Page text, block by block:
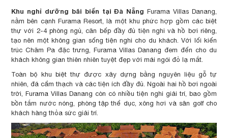
Khu nghỉ dưỡng bãi biển tại Đà Nẵng Furama Villas Danang,
nằm bên cạnh Furama Resort, là một khu phức hợp gồm các biệt
thự với 2-4 phòng ngủ, căn bếp đầy đủ tiện nghi và hồ bơi riêng,
tạo nên một không gian sống tiện nghi cho du khách. Với lối kiến
trúc Chăm Pa đặc trưng, Furama Villas Danang đem đến cho du
khách không gian thiên nhiên tuyệt đẹp với mái ngói đỏ lạ mắt.
Toàn bộ khu biệt thự được xây dựng bằng nguyên liệu gỗ tự
nhiên, đá cẩm thạch và các tiện ích đầy đủ. Ngoài hai hồ bơi ngoài
trời, Furama Villas Danang còn có nhiều tiện nghi giải trí, bao gồm
bồn tắm nước nóng, phòng tập thể dục, xông hơi và sân golf cho
khách hàng thỏa sức giải trí.